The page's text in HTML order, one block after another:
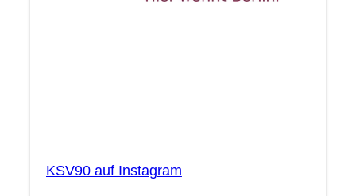
KSV90 auf Instagram